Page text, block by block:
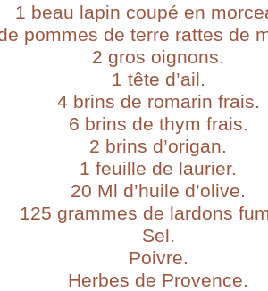
1 beau lapin coupé en
pommes de terre rattes de
2 gros oignons.
1 tête d’ail.
4 brins de romarin frais.
6 brins de thym frais.
2 brins d’origan.
1 feuille de laurier.
20 Ml d’huile d’olive.
125 grammes de lardons
Sel.
Poivre.
Herbes de Provence.